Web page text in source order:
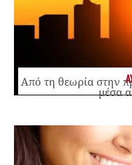
Από τη θεωρία στην
μέσα